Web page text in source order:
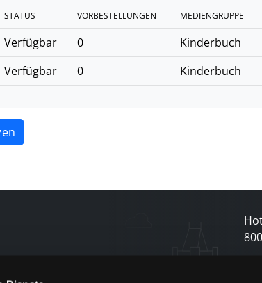
STATUS VORBESTELLUNGEN MEDIENGRUPPE
Verfügbar 0
Kinderbuch
Verfügbar 0 Kinderbuch
800